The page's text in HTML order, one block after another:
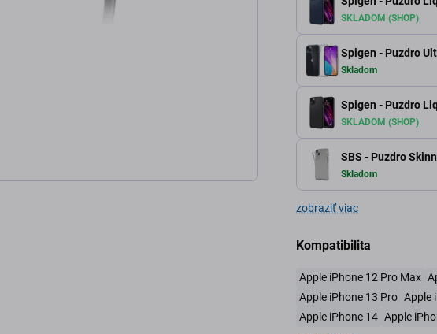
SKLADOM (SHOP)
Spigen - Puzdro
Skladom
Spigen - Puzdro
SKLADOM (SHOP)
SBS - Puzdro
Skladom
zobraziť viac
Kompatibilita
Apple iPhone 12 Pro Max
Apple iPhone 13 Pro Apple
Apple iPhone 14 Apple